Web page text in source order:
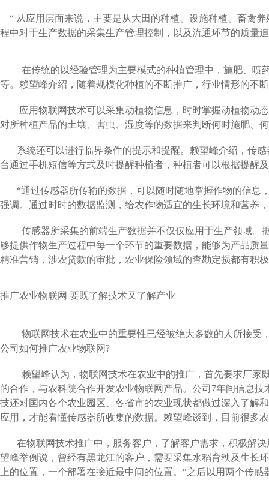
“ 从应用层面来说，主要是从大田的种植、设施种植、畜禽
程中对于生产数据的采集生产管理控制，以及流通环节的质量
在传统的以经验管理为主要模式的种植管理中，施肥、喷药
等。赖望峰介绍，随着规模化种植的不断推广，行业情形的不
应用物联网技术可以采集动植物信息，时时掌握动植物动态
对所种植产品的土壤、害虫、湿度等的数据来判断何时施肥、
系统还可以进行临界条件的提示和提醒。赖望峰介绍，传感
台通过手机短信等方式及时提醒种植者，种植者可以根据提醒
“通过传感器所传输的数据，可以随时随地掌握作物的信息
强调。通过时时的数据监测，给农作物适宜的生长环境和营养
传感器所采集的前端生产数据并不仅仅应用于生产领域。据
够提供作物生产过程中每一个环节的重要数据，能够为产品质
精准营销，涉农贷款的审批，农业保险领域的查勘定损都有积
推广农业物联网 要既了解技术又了解产业
物联网技术在农业中的重要性已经被绝大多数的人所接受，
公司如何推广农业物联网?
赖望峰认为，物联网技术在农业中的推广，首先要求厂家既
的合作，与农科院合作开发农业物联网产品。公司7年间信息
技还对国内各个农业园区、各省市的农业现状都做过深入了解
应用，才能看懂传感器所收集的数据。赖望峰谈到，目前很多
在物联网技术推广中，服务客户，了解客户需求，积极解决
望峰举例说，曾经有黑龙江的客户，需要采集水稻育秧及生长
上的位置，一个部署在接近最中间的位置。“之后以用两个传